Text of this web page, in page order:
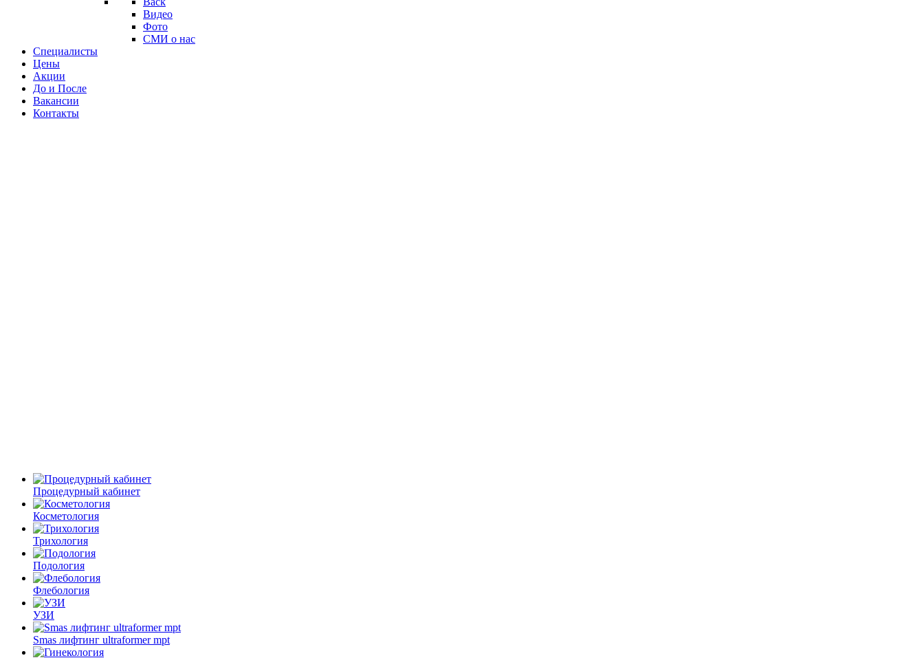
Видео
Фото
СМИ о нас
Специалисты
Цены
Акции
До и После
Вакансии
Контакты
Процедурный кабинет
Косметология
Трихология
Подология
Флебология
УЗИ
Smas лифтинг ultraformer mpt